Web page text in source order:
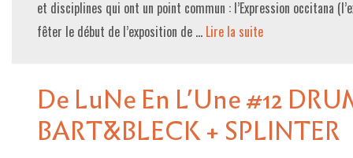
et disciplines qui ont un point commun : l’Expression occitana
fêter le début de l’exposition de … Lire la suite­­
De LuNe En L’Une #12
BART&BLECK + SPLINTER